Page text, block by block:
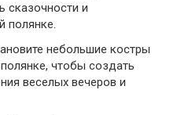
сказочности и
полянке.
небольшие костры
чтобы создать
веселых вечеров и